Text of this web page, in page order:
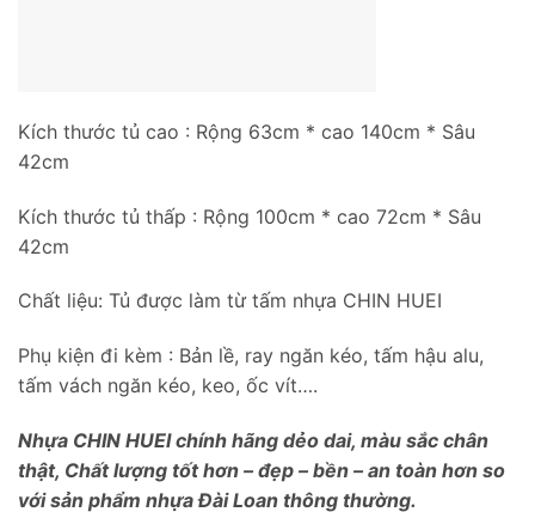
Kích thước tủ cao : Rộng 63cm * cao 140cm * Sâu
42cm
Kích thước tủ thấp : Rộng 100cm * cao 72cm * Sâu
42cm
Chất liệu: Tủ được làm từ tấm nhựa CHIN HUEI
Phụ kiện đi kèm : Bản lề, ray ngăn kéo, tấm hậu alu,
tấm vách ngăn kéo, keo, ốc vít….
Nhựa CHIN HUEI chính hãng dẻo dai, màu sắc chân
thật, Chất lượng tốt hơn – đẹp – bền – an toàn hơn so
với sản phẩm nhựa Đài Loan thông thường.